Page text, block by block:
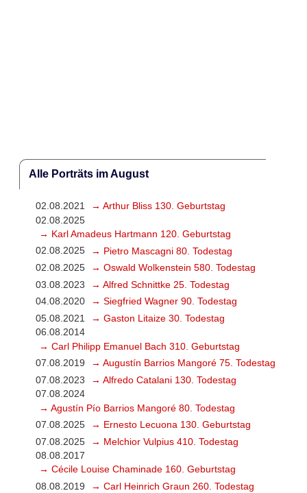
Alle Porträts im August
02.08.2021
→ Arthur Bliss 130. Geburtstag
02.08.2025
→ Karl Amadeus Hartmann 120. Geburtstag
02.08.2025
→ Pietro Mascagni 80. Todestag
02.08.2025
→ Oswald Wolkenstein 580. Todestag
03.08.2023
→ Alfred Schnittke 25. Todestag
04.08.2020
→ Siegfried Wagner 90. Todestag
05.08.2021
→ Gaston Litaize 30. Todestag
06.08.2014
→ Carl Philipp Emanuel Bach 310. Geburtstag
07.08.2019
→ Augustín Barrios Mangoré 75. Todestag
07.08.2023
→ Alfredo Catalani 130. Todestag
07.08.2024
→ Agustín Pío Barrios Mangoré 80. Todestag
07.08.2025
→ Ernesto Lecuona 130. Geburtstag
07.08.2025
→ Melchior Vulpius 410. Todestag
08.08.2017
→ Cécile Louise Chaminade 160. Geburtstag
08.08.2019
→ Carl Heinrich Graun 260. Todestag